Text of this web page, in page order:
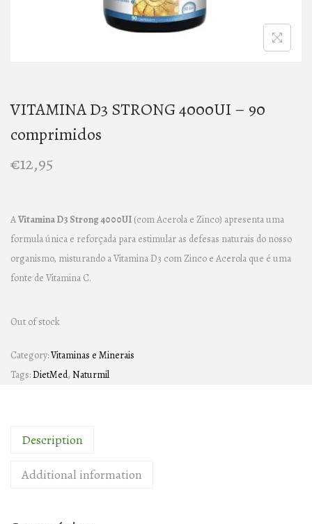
n
VITAMINA D3 STRONG 4000UI – 90
comprimidos
€12,95
AVitamina D3 Strong 4000UI (com Acerola e Zinco) apresenta uma
formula única e reforçada para estimular as defesas naturais do nosso
organismo, misturando a Vitamina D3 com Zinco e Acerola que é uma
fonte de Vitamina C.
Out of stock
Category:Vitaminas e Minerais
Tags:DietMed, Naturmil
Description
Additional information